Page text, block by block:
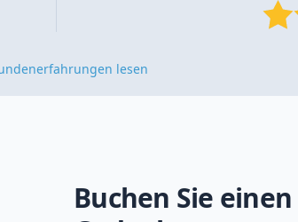
lesen
Buchen Sie